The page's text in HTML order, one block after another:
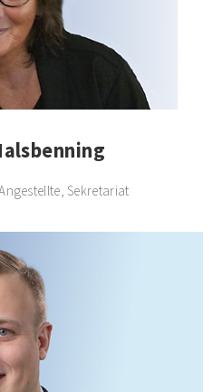
Sekretariat